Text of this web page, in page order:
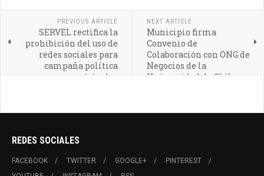
PREVIOUS ARTICLE
SERVEL rectifica la
prohibición del uso de
redes sociales para
campaña política
municipales
NEXT ARTICLE
Municipio firma
Convenio de
Colaboración con ONG de
Negocios de la
Universidad de Chile
REDES SOCIALES
FACEBOOK TWITTER GOOGLE+
PINTEREST